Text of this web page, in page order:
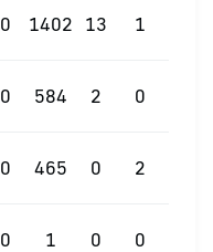
0 1402 13 1
0 584 2 0
0 465 0 2
0 1 0 0